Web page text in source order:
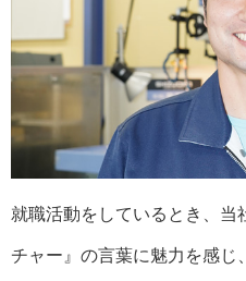
就職活動をしているとき、当
チャー』の言葉に魅力を感じ